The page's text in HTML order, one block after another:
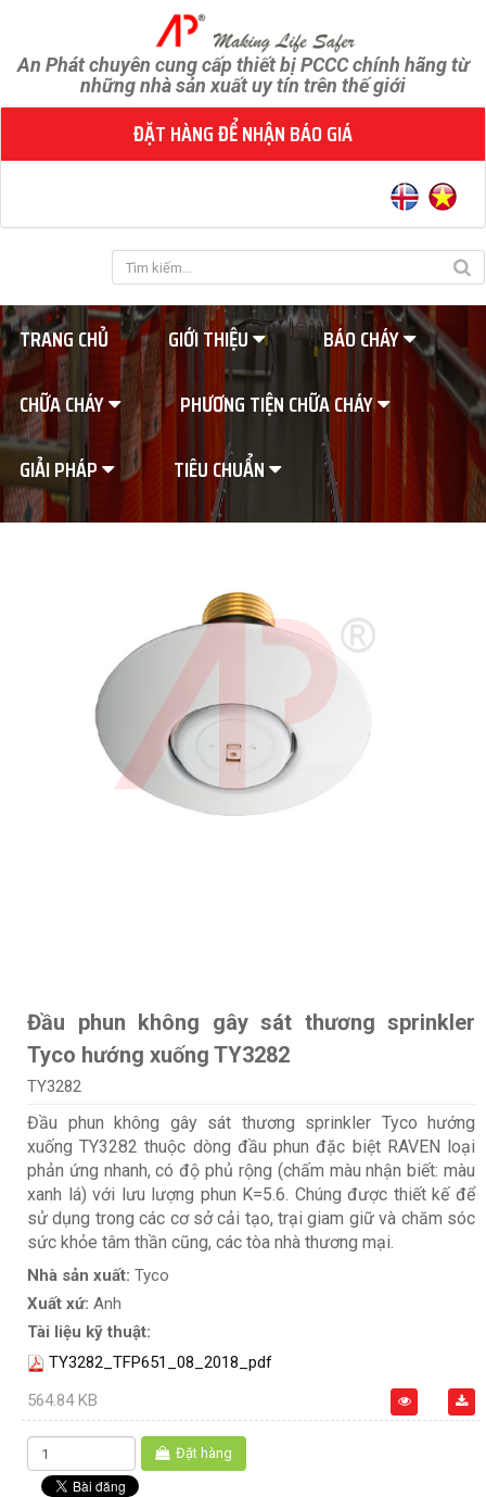
An Phát chuyên cung cấp thiết bị PCCC chính hãng từ
những nhà sản xuất uy tín trên thế giới
ĐẶT HÀNG ĐỂ NHẬN BÁO GIÁ
TRANG CHỦ GIỚI THIỆU
BÁO CHÁY
CHỮA CHÁY
PHƯƠNG TIỆN CHỮA CHÁY
GIẢI PHÁP
TIÊU CHUẨN
Đầu phun không gây sát thương sprinkler
Tyco hướng xuống TY3282
TY3282
Đầu phun không gây sát thương sprinkler Tyco hướng
xuống TY3282 thuộc dòng đầu phun đặc biệt RAVEN loại
phản ứng nhanh, có độ phủ rộng (chấm màu nhận biết: màu
xanh lá) với lưu lượng phun K=5.6. Chúng được thiết kế để
sử dụng trong các cơ sở cải tạo, trại giam giữ và chăm sóc
sức khỏe tâm thần cũng, các tòa nhà thương mại.
Nhà sản xuất: Tyco
Xuất xứ: Anh
Tài liệu kỹ thuật:
TY3282_TFP651_08_2018_pdf
564.84 KB
Đặt hàng